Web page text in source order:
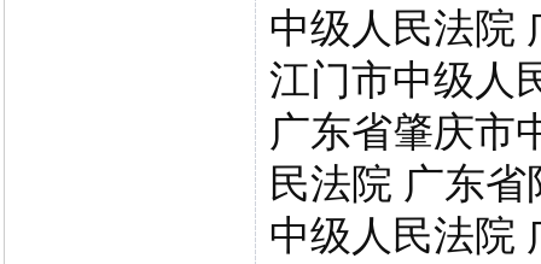
中级人民法院
江门市中级人
广东省肇庆市
民法院 广东
中级人民法院